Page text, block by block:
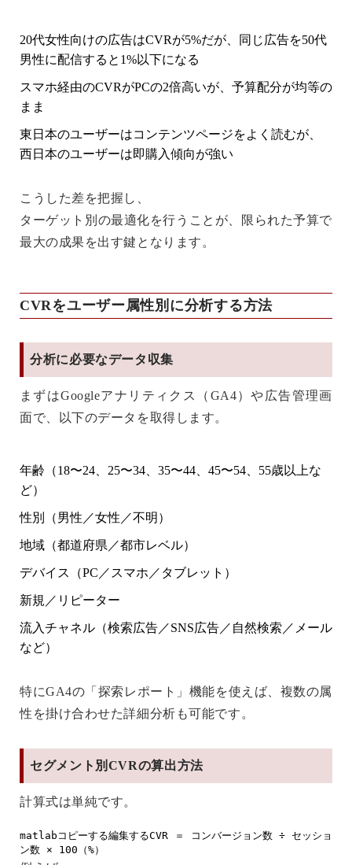
20代女性向けの広告はCVRが5%だが、同じ広告を50代
男性に配信すると1%以下になる
スマホ経由のCVRがPCの2倍高いが、予算配分が均等の
まま
東日本のユーザーはコンテンツページをよく読むが、
西日本のユーザーは即購入傾向が強い
こうした差を把握し、
ターゲット別の最適化を行うことが、限られた予算で
最大の成果を出す鍵となります。
CVRをユーザー属性別に分析する方法
分析に必要なデータ収集
まずはGoogleアナリティクス（GA4）や広告管理画
面で、以下のデータを取得します。
年齢（18〜24、25〜34、35〜44、45〜54、55歳以上な
ど）
性別（男性／女性／不明）
地域（都道府県／都市レベル）
デバイス（PC／スマホ／タブレット）
新規／リピーター
流入チャネル（検索広告／SNS広告／自然検索／メール
など）
特にGA4の「探索レポート」機能を使えば、複数の属
性を掛け合わせた詳細分析も可能です。
セグメント別CVRの算出方法
計算式は単純です。
matlabコピーする編集するCVR ＝ コンバージョン数 ÷ セッショ